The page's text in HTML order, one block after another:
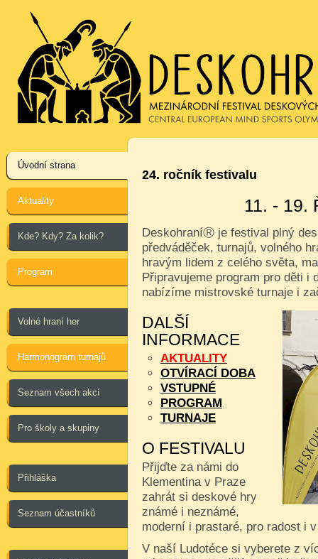
Úvodní strana
Aktuality
Kde? Kdy? Za kolik?
Program
Volné hraní her
Harmonogram turnajů
Seznam všech akcí
Pro školy a skupiny
Přihláška
Seznam účastníků
24. ročník festivalu
11. - 19.
DeskohraníⓇ je festival plný
předváděček, turnajů, volného
hravým lidem z celého světa,
Připravujeme program pro děti i
nabízíme mistrovské turnaje i
DALŠÍ
INFORMACE
AKTUALITY
OTVÍRACÍ DOBA
VSTUPNÉ
PROGRAM
TURNAJE
O FESTIVALU
Přijďte za námi do
Klementina v Praze
zahrát si deskové hry
známé i neznámé,
moderní i prastaré, pro radost i
V naší Ludotéce si vyberete z